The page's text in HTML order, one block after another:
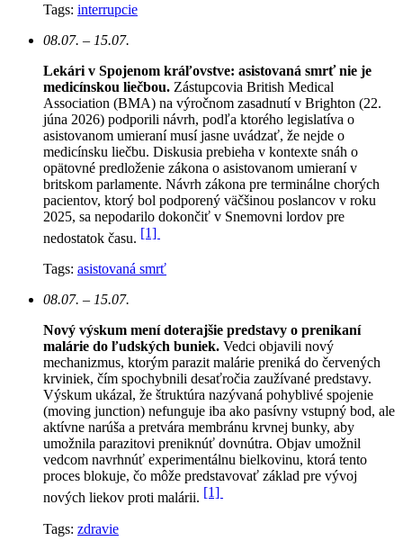
Tags: interrupcie
08.07. – 15.07.
Lekári v Spojenom kráľovstve: asistovaná smrť nie je
medicínskou liečbou. Zástupcovia British Medical
Association (BMA) na výročnom zasadnutí v Brighton (22.
júna 2026) podporili návrh, podľa ktorého legislatíva o
asistovanom umieraní musí jasne uvádzať, že nejde o
medicínsku liečbu. Diskusia prebieha v kontexte snáh o
opätovné predloženie zákona o asistovanom umieraní v
britskom parlamente. Návrh zákona pre terminálne chorých
pacientov, ktorý bol podporený väčšinou poslancov v roku
2025, sa nepodarilo dokončiť v Snemovni lordov pre
nedostatok času. [1]
Tags: asistovaná smrť
08.07. – 15.07.
Nový výskum mení doterajšie predstavy o prenikaní
malárie do ľudských buniek. Vedci objavili nový
mechanizmus, ktorým parazit malárie preniká do červených
krviniek, čím spochybnili desaťročia zaužívané predstavy.
Výskum ukázal, že štruktúra nazývaná pohyblivé spojenie
(moving junction) nefunguje iba ako pasívny vstupný bod, ale
aktívne narúša a pretvára membránu krvnej bunky, aby
umožnila parazitovi preniknúť dovnútra. Objav umožnil
vedcom navrhnúť experimentálnu bielkovinu, ktorá tento
proces blokuje, čo môže predstavovať základ pre vývoj
nových liekov proti malárii. [1]
Tags: zdravie